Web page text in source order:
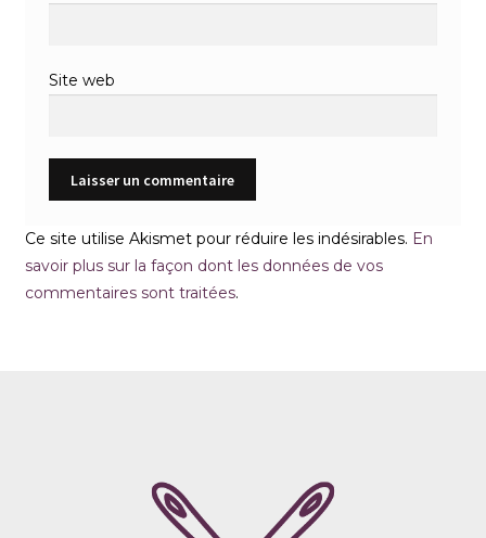
Site web
Ce site utilise Akismet pour réduire les indésirables. En
savoir plus sur la façon dont les données de vos
commentaires sont traitées.